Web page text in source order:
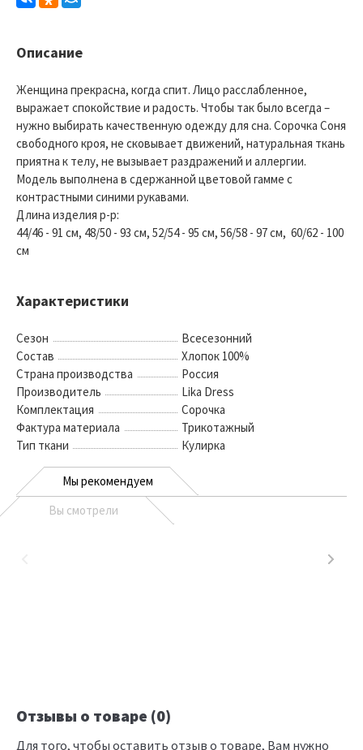
Описание
Женщина прекрасна, когда спит. Лицо расслабленное,
выражает спокойствие и радость. Чтобы так было всегда –
нужно выбирать качественную одежду для сна. Сорочка Соня
свободного кроя, не сковывает движений, натуральная ткань
приятна к телу, не вызывает раздражений и аллергии.
Модель выполнена в сдержанной цветовой гамме с
контрастными синими рукавами.
Длина изделия р-р:
44/46 - 91 см, 48/50 - 93 см, 52/54 - 95 см, 56/58 - 97 см, 60/62 - 100
см
Характеристики
Сезон
Всесезонний
Состав
Хлопок 100%
Страна производства
Россия
Производитель
Lika Dress
Комплектация
Сорочка
Фактура материала
Трикотажный
Тип ткани
Кулирка
Мы рекомендуем
Вы смотрели
Отзывы о товаре (0)
Для того, чтобы оставить отзыв о товаре, Вам нужно